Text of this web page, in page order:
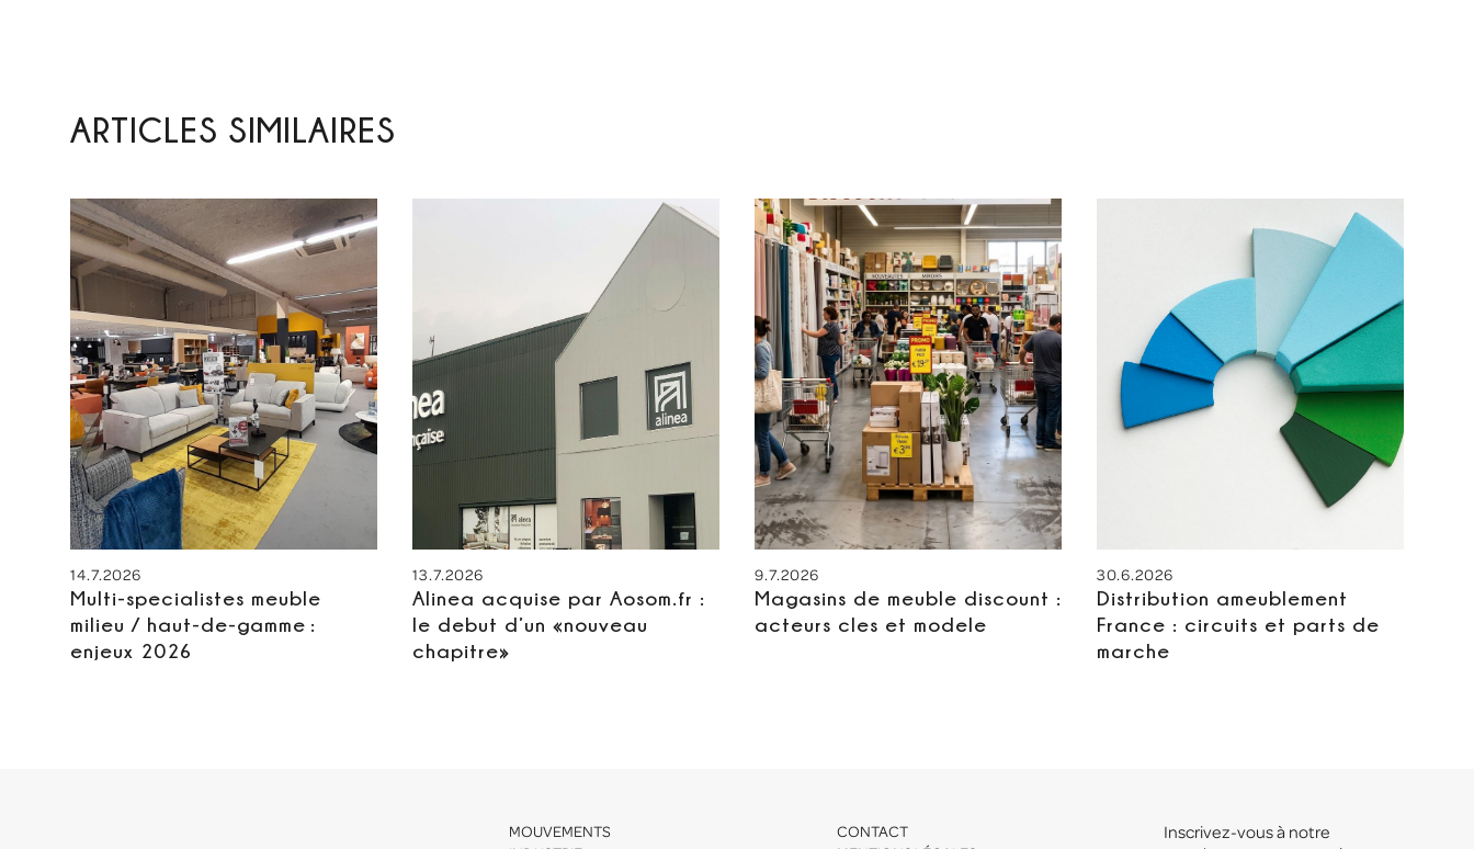
ARTICLES SIMILAIRES
14.7.2026
Multi-specialistes meuble
milieu / haut-de-gamme :
enjeux 2026
13.7.2026
Alinea acquise par Aosom.fr :
le debut d’un «nouveau
chapitre»
9.7.2026
Magasins de meuble discount :
acteurs cles et modele
30.6.2026
Distribution ameublement
France : circuits et parts de
marche
MOUVEMENTS
CONTACT
Inscrivez-vous à notre